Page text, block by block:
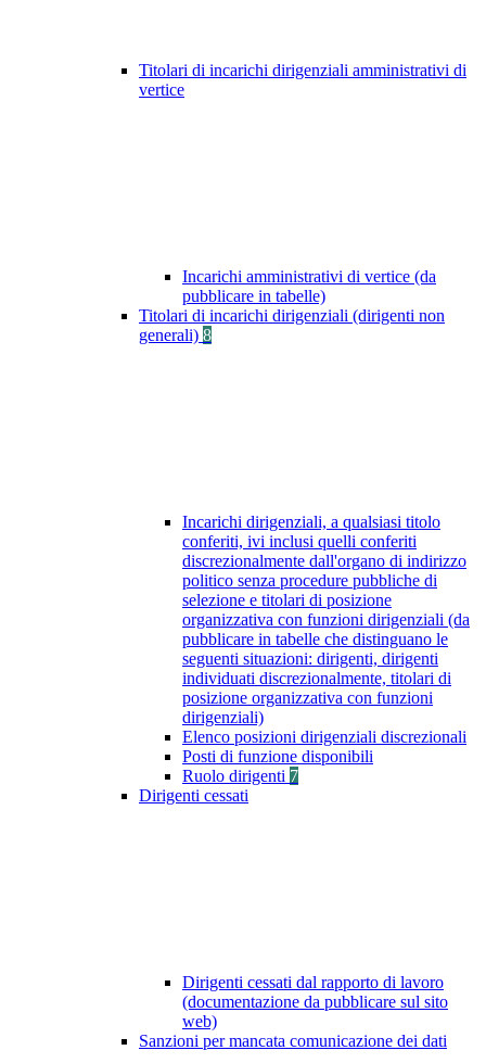
Titolari di incarichi dirigenziali amministrativi di
vertice
Incarichi amministrativi di vertice (da
pubblicare in tabelle)
Titolari di incarichi dirigenziali (dirigenti non
generali) 8
Incarichi dirigenziali, a qualsiasi titolo
conferiti, ivi inclusi quelli conferiti
discrezionalmente dall'organo di indirizzo
politico senza procedure pubbliche di
selezione e titolari di posizione
organizzativa con funzioni dirigenziali (da
pubblicare in tabelle che distinguano le
seguenti situazioni: dirigenti, dirigenti
individuati discrezionalmente, titolari di
posizione organizzativa con funzioni
dirigenziali)
Elenco posizioni dirigenziali discrezionali
Posti di funzione disponibili
Ruolo dirigenti 7
Dirigenti cessati
Dirigenti cessati dal rapporto di lavoro
(documentazione da pubblicare sul sito
web)
Sanzioni per mancata comunicazione dei dati